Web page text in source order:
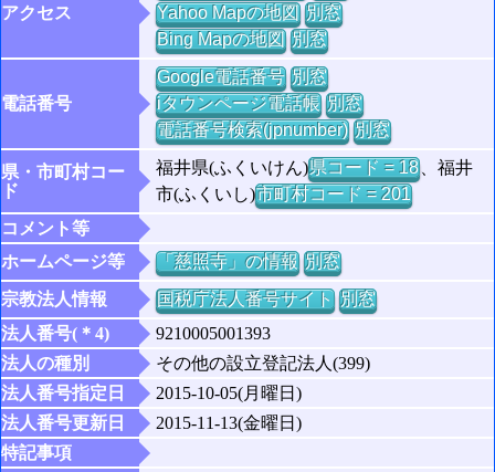
アクセス
Yahoo Mapの地図 別窓
Bing Mapの地図 別窓
電話番号
Google電話番号 別窓
iタウンページ電話帳 別窓
電話番号検索(jpnumber) 別窓
県・市町村コー
ド
福井県(ふくいけん)県コード = 18、福井
市(ふくいし)市町村コード = 201
コメント等
ホームページ等
「慈照寺」の情報 別窓
宗教法人情報
国税庁法人番号サイト 別窓
法人番号(＊4)
9210005001393
法人の種別
その他の設立登記法人(399)
法人番号指定日
2015-10-05(月曜日)
法人番号更新日
2015-11-13(金曜日)
特記事項